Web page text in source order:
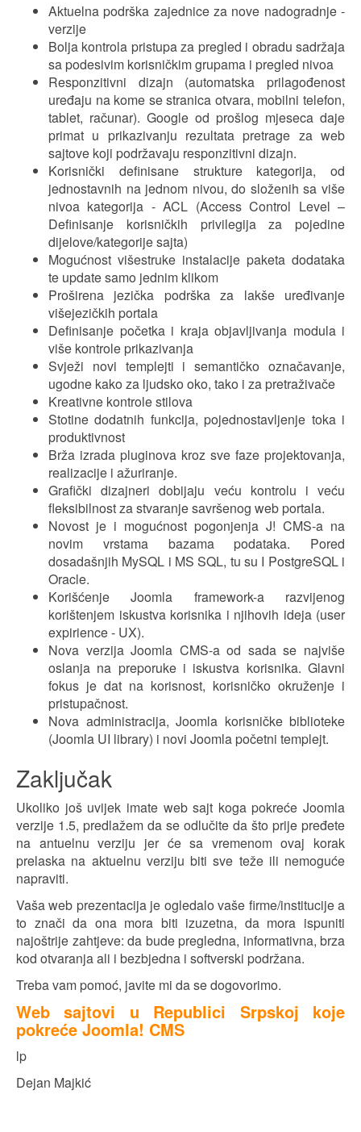
Aktuelna podrška zajednice za nove nadogradnje -
verzije
Bolja kontrola pristupa za pregled i obradu sadržaja
sa podesivim korisničkim grupama i pregled nivoa
Responzitivni dizajn (automatska prilagođenost
uređaju na kome se stranica otvara, mobilni telefon,
tablet, računar). Google od prošlog mjeseca daje
primat u prikazivanju rezultata pretrage za web
sajtove koji podržavaju responzitivni dizajn.
Korisnički definisane strukture kategorija, od
jednostavnih na jednom nivou, do složenih sa više
nivoa kategorija - ACL (Access Control Level –
Definisanje korisničkih privilegija za pojedine
dijelove/kategorije sajta)
Mogućnost višestruke instalacije paketa dodataka
te update samo jednim klikom
Proširena jezička podrška za lakše uređivanje
višejezičkih portala
Definisanje početka i kraja objavljivanja modula i
više kontrole prikazivanja
Svježi novi templejti i semantičko označavanje,
ugodne kako za ljudsko oko, tako i za pretraživače
Kreativne kontrole stilova
Stotine dodatnih funkcija, pojednostavljenje toka i
produktivnost
Brža izrada pluginova kroz sve faze projektovanja,
realizacije i ažuriranje.
Grafički dizajneri dobijaju veću kontrolu i veću
fleksibilnost za stvaranje savršenog web portala.
Novost je i mogućnost pogonjenja J! CMS-a na
novim vrstama bazama podataka. Pored
dosadašnjih MySQL i MS SQL, tu su I PostgreSQL i
Oracle.
Korišćenje Joomla framework-a razvijenog
korištenjem iskustva korisnika i njihovih ideja (user
expirience - UX).
Nova verzija Joomla CMS-a od sada se najviše
oslanja na preporuke i iskustva korisnika. Glavni
fokus je dat na korisnost, korisničko okruženje i
pristupačnost.
Nova administracija, Joomla korisničke biblioteke
(Joomla UI library) i novi Joomla početni templejt.
Zaključak
Ukoliko još uvijek imate web sajt koga pokreće Joomla
verzije 1.5, predlažem da se odlučite da što prije pređete
na antuelnu verziju jer će sa vremenom ovaj korak
prelaska na aktuelnu verziju biti sve teže ili nemoguće
napraviti.
Vaša web prezentacija je ogledalo vaše firme/institucije a
to znači da ona mora biti izuzetna, da mora ispuniti
najoštrije zahtjeve: da bude pregledna, informativna, brza
kod otvaranja ali i bezbjedna i softverski podržana.
Treba vam pomoć, javite mi da se dogovorimo.
Web sajtovi u Republici Srpskoj koje
pokreće Joomla! CMS
lp
Dejan Majkić